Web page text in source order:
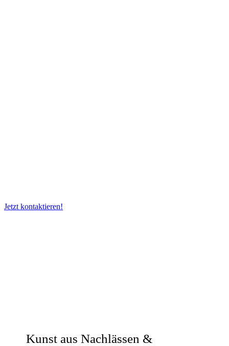
Jetzt kontaktieren!
Kunst aus Nachlässen &